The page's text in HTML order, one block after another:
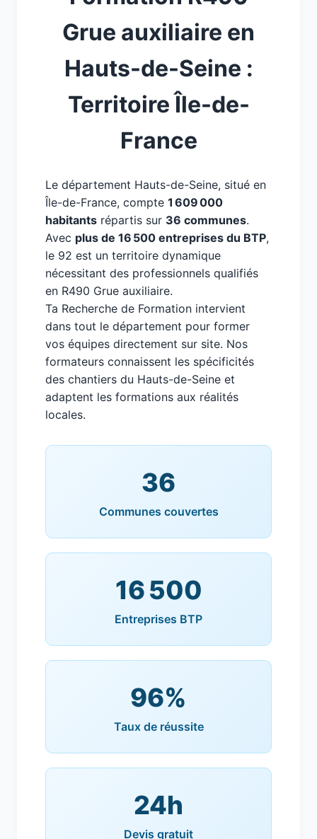
Grue auxiliaire en
Hauts-de-Seine :
Territoire Île-de-
France
Le département Hauts-de-Seine, situé en
Île-de-France, compte 1 609 000
habitants répartis sur 36 communes.
Avec plus de 16 500 entreprises du BTP,
le 92 est un territoire dynamique
nécessitant des professionnels qualifiés
en R490 Grue auxiliaire.
Ta Recherche de Formation intervient
dans tout le département pour former
vos équipes directement sur site. Nos
formateurs connaissent les spécificités
des chantiers du Hauts-de-Seine et
adaptent les formations aux réalités
locales.
36
Communes couvertes
16 500
Entreprises BTP
96%
Taux de réussite
24h
Devis gratuit